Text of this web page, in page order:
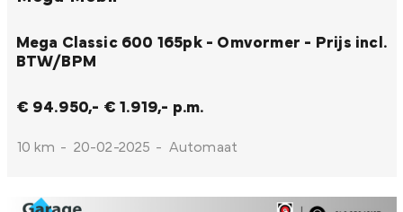
Mega Classic 600 165pk - Omvormer - Prijs incl.
BTW/BPM
€ 94.950,- € 1.919,- p.m.
10 km - 20-02-2025 - Automaat